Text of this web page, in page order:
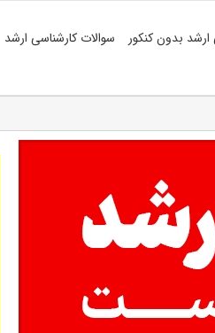
ارشد بدون کنکور سوالات کارشناسی ارشد